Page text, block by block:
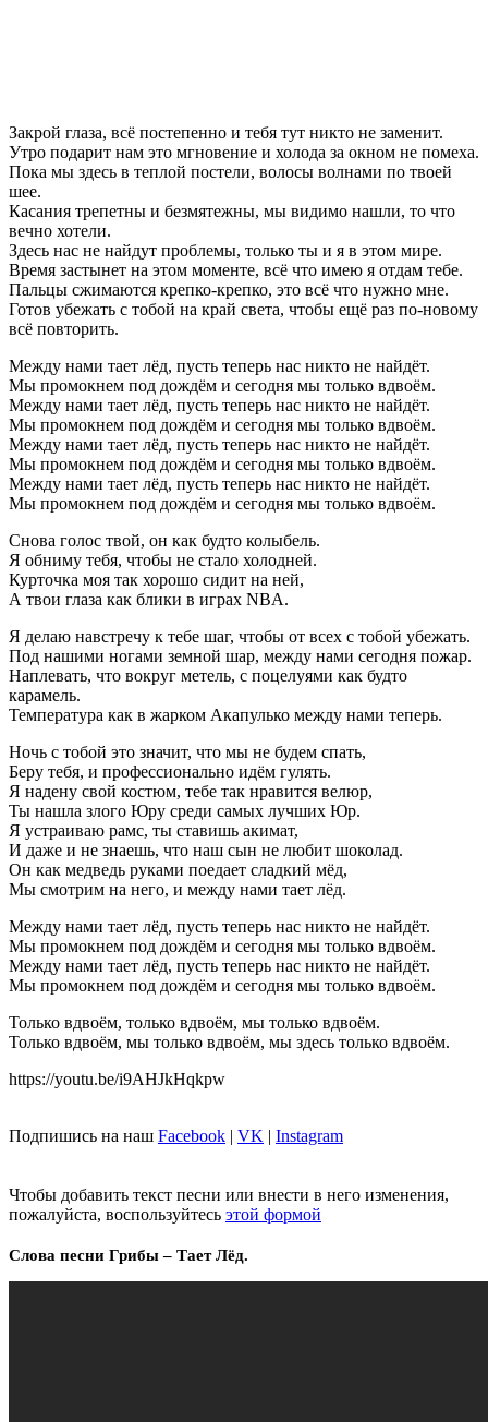
Закрой глаза, всё постепенно и тебя тут никто не заменит.
Утро подарит нам это мгновение и холода за окном не помеха.
Пока мы здесь в теплой постели, волосы волнами по твоей
шее.
Касания трепетны и безмятежны, мы видимо нашли, то что
вечно хотели.
Здесь нас не найдут проблемы, только ты и я в этом мире.
Время застынет на этом моменте, всё что имею я отдам тебе.
Пальцы сжимаются крепко-крепко, это всё что нужно мне.
Готов убежать с тобой на край света, чтобы ещё раз по-новому
всё повторить.
Между нами тает лёд, пусть теперь нас никто не найдёт.
Мы промокнем под дождём и сегодня мы только вдвоём.
Между нами тает лёд, пусть теперь нас никто не найдёт.
Мы промокнем под дождём и сегодня мы только вдвоём.
Между нами тает лёд, пусть теперь нас никто не найдёт.
Мы промокнем под дождём и сегодня мы только вдвоём.
Между нами тает лёд, пусть теперь нас никто не найдёт.
Мы промокнем под дождём и сегодня мы только вдвоём.
Снова голос твой, он как будто колыбель.
Я обниму тебя, чтобы не стало холодней.
Курточка моя так хорошо сидит на ней,
А твои глаза как блики в играх NBA.
Я делаю навстречу к тебе шаг, чтобы от всех с тобой убежать.
Под нашими ногами земной шар, между нами сегодня пожар.
Наплевать, что вокруг метель, с поцелуями как будто
карамель.
Температура как в жарком Акапулько между нами теперь.
Ночь с тобой это значит, что мы не будем спать,
Беру тебя, и профессионально идём гулять.
Я надену свой костюм, тебе так нравится велюр,
Ты нашла злого Юру среди самых лучших Юр.
Я устраиваю рамс, ты ставишь акимат,
И даже и не знаешь, что наш сын не любит шоколад.
Он как медведь руками поедает сладкий мёд,
Мы смотрим на него, и между нами тает лёд.
Между нами тает лёд, пусть теперь нас никто не найдёт.
Мы промокнем под дождём и сегодня мы только вдвоём.
Между нами тает лёд, пусть теперь нас никто не найдёт.
Мы промокнем под дождём и сегодня мы только вдвоём.
Только вдвоём, только вдвоём, мы только вдвоём.
Только вдвоём, мы только вдвоём, мы здесь только вдвоём.
https://youtu.be/i9AHJkHqkpw
Подпишись на наш Facebook | VK | Instagram
Чтобы добавить текст песни или внести в него изменения,
пожалуйста, воспользуйтесь этой формой
Слова песни Грибы – Тает Лёд.